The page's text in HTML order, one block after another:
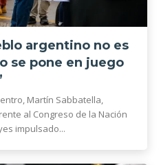
argentino no es
se pone en juego
Martín Sabbatella,
al Congreso de la Nación
impulsado...